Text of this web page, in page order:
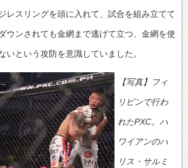
レスリングを頭に入れて、試合を組み立てて
ウンされても金網まで逃げて立つ、金網を使
いという攻防を意識していました。
【写真】フィ
リピンで行わ
れたPXC。ハ
ワイアンのハ
リス・サルミ